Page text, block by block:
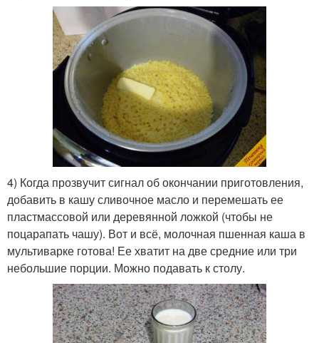
4) Когда прозвучит сигнал об окончании приготовления,
добавить в кашу сливочное масло и перемешать ее
пластмассовой или деревянной ложкой (чтобы не
поцарапать чашу). Вот и всё, молочная пшенная каша в
мультиварке готова! Ее хватит на две средние или три
небольшие порции. Можно подавать к столу.